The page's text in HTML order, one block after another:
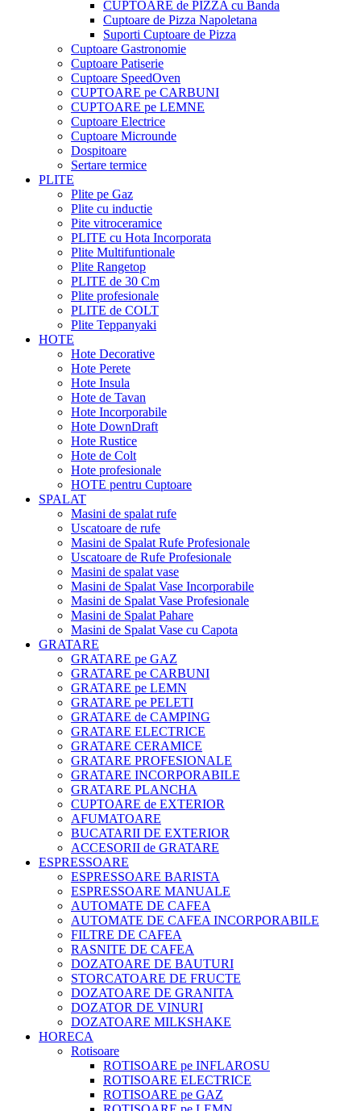
CUPTOARE de PIZZA cu Banda
Cuptoare de Pizza Napoletana
Suporti Cuptoare de Pizza
Cuptoare Gastronomie
Cuptoare Patiserie
Cuptoare SpeedOven
CUPTOARE pe CARBUNI
CUPTOARE pe LEMNE
Cuptoare Electrice
Cuptoare Microunde
Dospitoare
Sertare termice
PLITE
Plite pe Gaz
Plite cu inductie
Pite vitroceramice
PLITE cu Hota Incorporata
Plite Multifuntionale
Plite Rangetop
PLITE de 30 Cm
Plite profesionale
PLITE de COLT
Plite Teppanyaki
HOTE
Hote Decorative
Hote Perete
Hote Insula
Hote de Tavan
Hote Incorporabile
Hote DownDraft
Hote Rustice
Hote de Colt
Hote profesionale
HOTE pentru Cuptoare
SPALAT
Masini de spalat rufe
Uscatoare de rufe
Masini de Spalat Rufe Profesionale
Uscatoare de Rufe Profesionale
Masini de spalat vase
Masini de Spalat Vase Incorporabile
Masini de Spalat Vase Profesionale
Masini de Spalat Pahare
Masini de Spalat Vase cu Capota
GRATARE
GRATARE pe GAZ
GRATARE pe CARBUNI
GRATARE pe LEMN
GRATARE pe PELETI
GRATARE de CAMPING
GRATARE ELECTRICE
GRATARE CERAMICE
GRATARE PROFESIONALE
GRATARE INCORPORABILE
GRATARE PLANCHA
CUPTOARE de EXTERIOR
AFUMATOARE
BUCATARII DE EXTERIOR
ACCESORII de GRATARE
ESPRESSOARE
ESPRESSOARE BARISTA
ESPRESSOARE MANUALE
AUTOMATE DE CAFEA
AUTOMATE DE CAFEA INCORPORABILE
FILTRE DE CAFEA
RASNITE DE CAFEA
DOZATOARE DE BAUTURI
STORCATOARE DE FRUCTE
DOZATOARE DE GRANITA
DOZATOR DE VINURI
DOZATOARE MILKSHAKE
HORECA
Rotisoare
ROTISOARE pe INFLAROSU
ROTISOARE ELECTRICE
ROTISOARE pe GAZ